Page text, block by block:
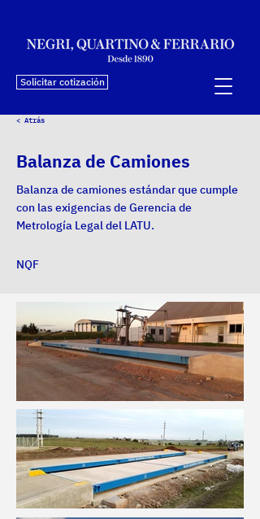
Solicitar cotización
< Atrás
Balanza de Camiones
Balanza de camiones estándar que cumple
con las exigencias de Gerencia de
Metrología Legal del LATU.
NQF